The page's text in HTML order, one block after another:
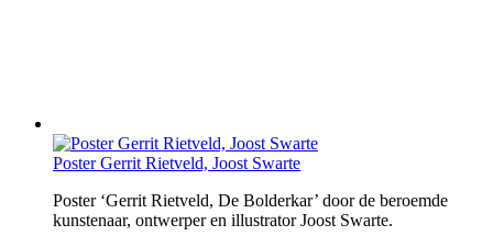
Poster Gerrit Rietveld, Joost Swarte
Poster ‘Gerrit Rietveld, De Bolderkar’ door de beroemde
kunstenaar, ontwerper en illustrator Joost Swarte.